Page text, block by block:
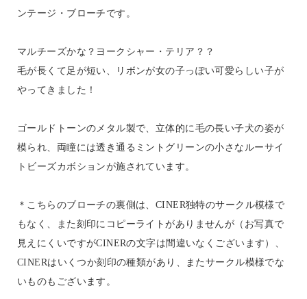
ンテージ・ブローチです。
マルチーズかな？ヨークシャー・テリア？？
毛が長くて足が短い、リボンが女の子っぽい可愛らしい子が
やってきました！
ゴールドトーンのメタル製で、立体的に毛の長い子犬の姿が
模られ、両瞳には透き通るミントグリーンの小さなルーサイ
トビーズカボションが施されています。
＊こちらのブローチの裏側は、CINER独特のサークル模様で
もなく、また刻印にコピーライトがありませんが（お写真で
見えにくいですがCINERの文字は間違いなくございます）、
CINERはいくつか刻印の種類があり、またサークル模様でな
いものもございます。